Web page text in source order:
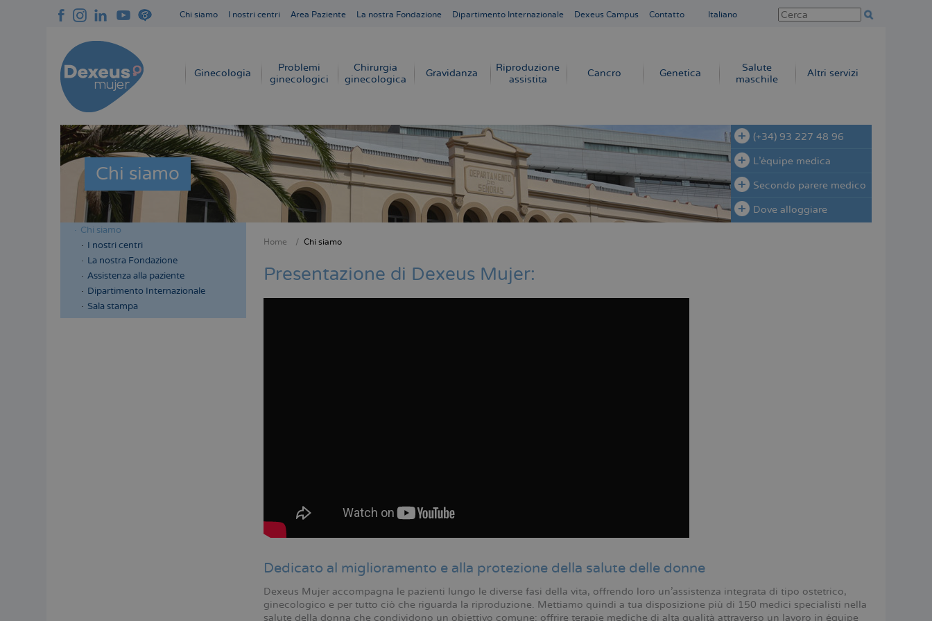
Chi siamo I nostri centri Area Paziente La nostra Fondazione Dipartimento Internazionale Dexeus Campus Contatto Italiano
Navegación
Ginecologia
Problemi
ginecologici
Chirurgia
ginecologica
Gravidanza
Riproduzione
assistita
Cancro Genetica
Salute
maschile
Altri servizi
Chi siamo
(+34) 93 227 48 96
L'équipe medica
Secondo parere medico
Dove alloggiare
Menú
lateral
cabecera
Chi siamo
I nostri centri
La nostra Fondazione
Assistenza alla paziente
Dipartimento Internazionale
Sala stampa
di
Home Chi siamo
Presentazione di Dexeus Mujer:
Dedicato al miglioramento e alla protezione della salute delle donne
Dexeus Mujer accompagna le pazienti lungo le diverse fasi della vita, offrendo loro un’assistenza integrata di tipo ostetrico,
ginecologico e per tutto ciò che riguarda la riproduzione. Mettiamo quindi a tua disposizione più di 150 medici specialisti nella
salute della donna che condividono un obiettivo comune: offrire terapie mediche di alta qualità attraverso un lavoro in équipe